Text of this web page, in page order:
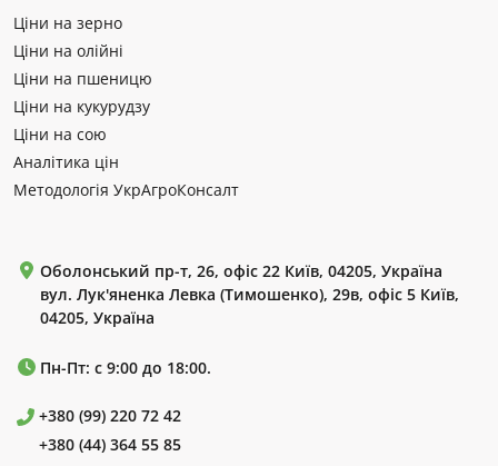
Ціни на зерно
Ціни на олійні
Ціни на пшеницю
Ціни на кукурудзу
Ціни на сою
Аналітика цін
Методологія УкрАгроКонсалт
Оболонський пр-т, 26, офіс 22 Київ, 04205, Україна
вул. Лук'яненка Левка (Тимошенко), 29в, офіс 5 Київ,
04205, Україна
Пн-Пт: с 9:00 до 18:00.
+380 (99) 220 72 42
+380 (44) 364 55 85